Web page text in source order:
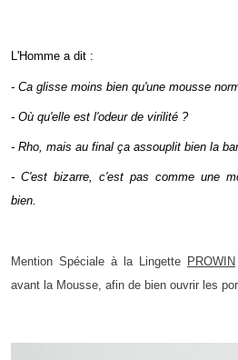
L'Homme a dit :
- Ca glisse moins bien qu'une mousse
- Où qu'elle est l'odeur de virilité ?
- Rho, mais au final ça assouplit bien la
- C'est bizarre, c'est pas comme une
bien.
Mention Spéciale à la Lingette PROWIN
avant la Mousse, afin de bien ouvrir les